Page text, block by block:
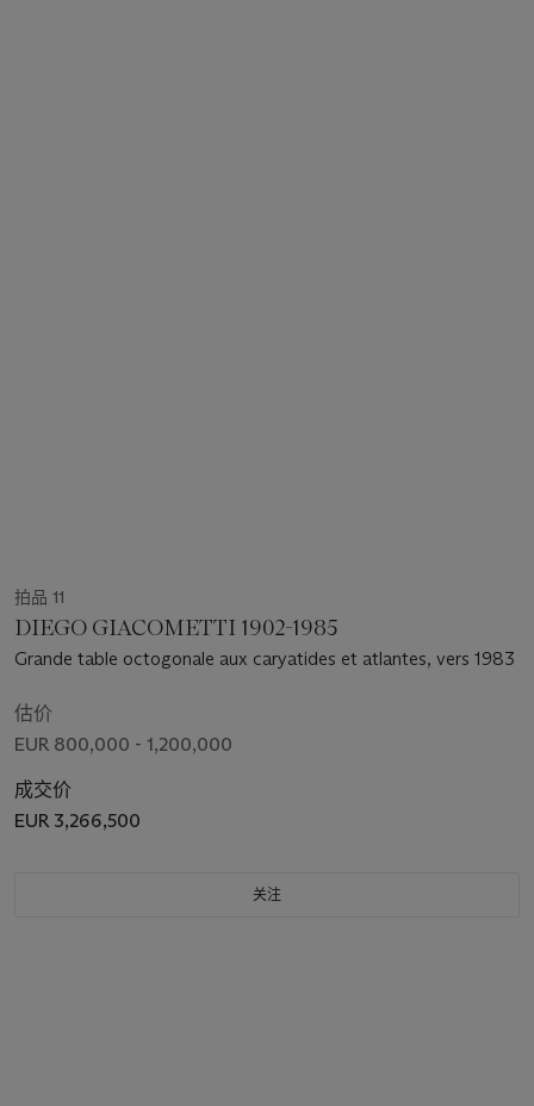
拍品 11
DIEGO GIACOMETTI 1902-1985
Grande table octogonale aux caryatides et atlantes, vers 1983
估价
EUR 800,000 - 1,200,000
成交价
EUR 3,266,500
关注